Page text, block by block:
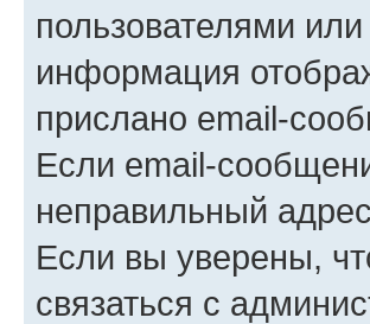
пользователями
информация
прислано email-
Если email-
неправильный
Если вы уверены,
связаться с